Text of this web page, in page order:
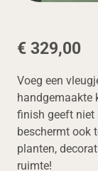
€ 329,00
Voeg een
handgemaakte
finish geeft niet
beschermt ook
planten,
ruimte!